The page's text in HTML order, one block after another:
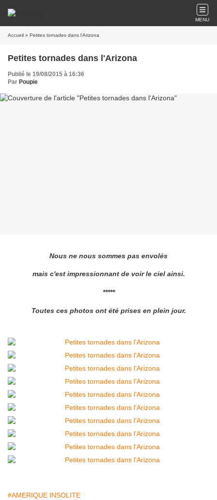
MENU
Accueil » Petites tornades dans l'Arizona
Petites tornades dans l'Arizona
Publié le 19/08/2015 à 16:36
Par Poupie
Nous ne nous sommes pas envolés
mais c'est impressionnant de voir le ciel ainsi.
*****
Toutes ces photos ont été prises en plein jour.
#AMERIQUE INSOLITE